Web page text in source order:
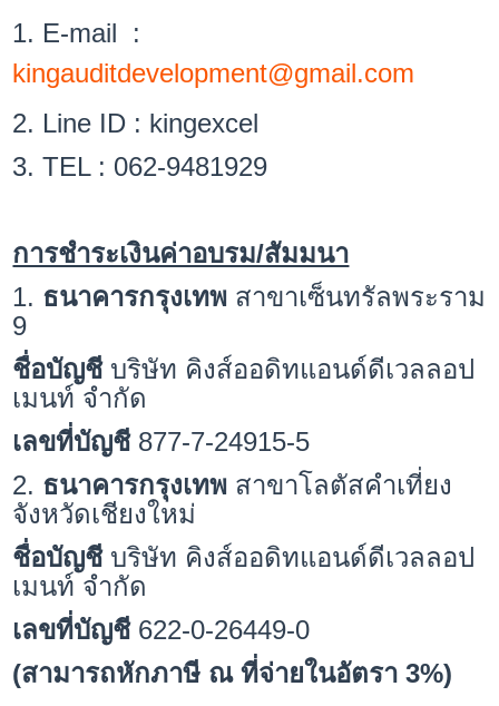
1. E-mail :
kingauditdevelopment@gmail.com
2. Line ID : kingexcel
3. TEL : 062-9481929
การชำระเงินค่าอบรม/สัมมนา
1. ธนาคารกรุงเทพ สาขาเซ็นทรัลพระราม
9
ชื่อบัญชีบริษัท คิงส์ออดิทแอนด์ดีเวลลอป
เมนท์ จำกัด
เลขที่บัญชี877-7-24915-5
2. ธนาคารกรุงเทพ สาขาโลตัสคำเที่ยง
จังหวัดเชียงใหม่
ชื่อบัญชีบริษัท คิงส์ออดิทแอนด์ดีเวลลอป
เมนท์ จำกัด
เลขที่บัญชี622-0-26449-0
(สามารถหักภาษี ณ ที่จ่ายในอัตรา 3%)